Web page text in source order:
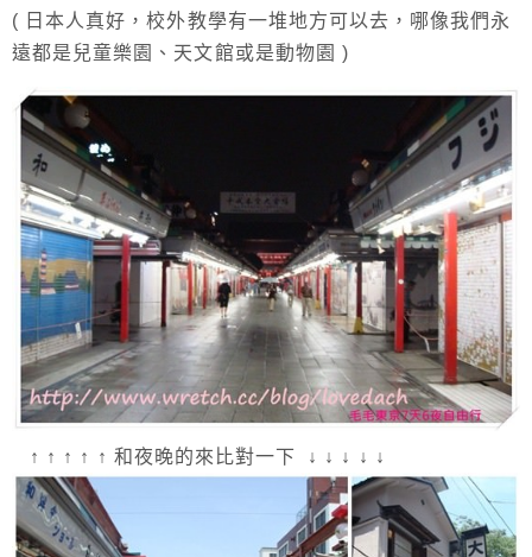
( 日本人真好，校外教學有一堆地方可以去，哪像我們永
遠都是兒童樂園、天文館或是動物園 )
↑ ↑ ↑ ↑ ↑ 和夜晚的來比對一下 ↓ ↓ ↓ ↓ ↓